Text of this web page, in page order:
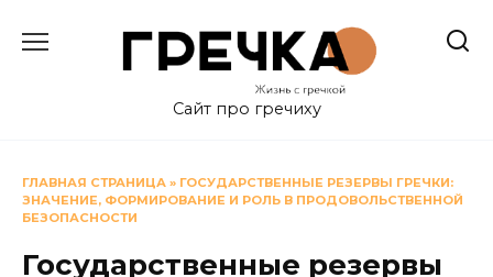
Сайт про гречиху
ГЛАВНАЯ СТРАНИЦА » ГОСУДАРСТВЕННЫЕ РЕЗЕРВЫ ГРЕЧКИ:
ЗНАЧЕНИЕ, ФОРМИРОВАНИЕ И РОЛЬ В ПРОДОВОЛЬСТВЕННОЙ
БЕЗОПАСНОСТИ
Государственные резервы